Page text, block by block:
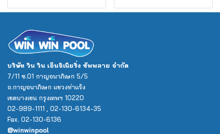
บริษัท วิน วิน เอ็นจิเนียริ่ง ซัพพลาย จำกัด
7/11 ซ.01 กาญจนาภิเษก 5/5
ถ.กาญจนาภิเษก แขวงท่าแร้ง
เขตบางเขน กรุงเทพฯ 10220
02-989-1111 , 02-130-6134-35
Fax. 02-130-6136
@winwinpool